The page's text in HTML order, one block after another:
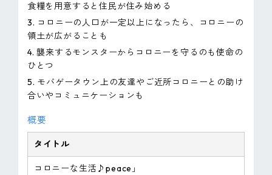
食糧を用意すると住民が住み始める
3. コロニーの人口が一定以上になったら、コロニーの
領土が広がることも
4. 襲来するモンスターからコロニーを守るのも使命の
ひとつ
5. モバゲータウン上の友達やご近所コロニーとの助け
合いやコミュニケーションも
概要
タイトル
コロニーな生活♪peace」